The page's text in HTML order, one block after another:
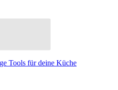
Tools für deine Küche